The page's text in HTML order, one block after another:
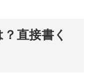
直接書く